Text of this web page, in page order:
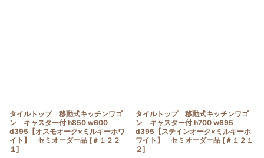
タイルトップ 移動式キッチンワゴ
ン キャスター付 h850 w600
d395【オスモオーク×ミルキーホワ
イト】 セミオーダー品 [ ＃１２２
１]
タイルトップ 移動式キッチンワゴ
ン キャスター付 h700 w695
d395【ステインオーク×ミルキーホ
ワイト】 セミオーダー品 [ ＃１２１
２]